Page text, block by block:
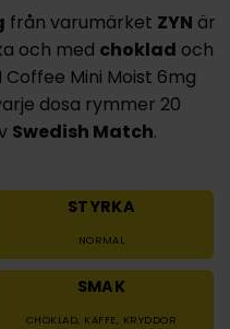
från varumärket ZYN är
och med choklad och
Mini Moist 6mg
dosa rymmer 20
Swedish Match.
STYRKA
NORMAL
SMAK
CHOKLAD, KAFFE, KRYDDOR